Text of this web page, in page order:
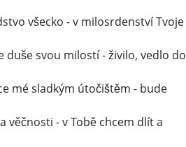
všecko - v milosrdenství Tvoje
duše svou milostí - živilo, vedlo do
mé sladkým útočištěm - bude
věčnosti - v Tobě chcem dlít a